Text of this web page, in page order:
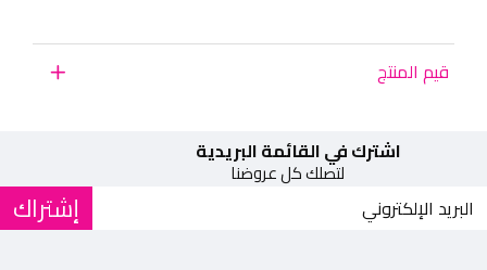
قيم المنتج
اشترك في القائمة البريدية
لتصلك كل عروضنا
إشتراك